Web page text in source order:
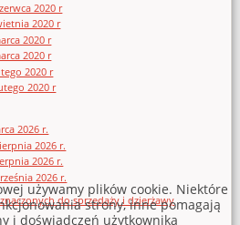
2020 r
2020 r
2020 r
2020 r
2020 r
2020 r
2026 r.
2026 r.
2026 r.
2026 r.
do sprzedaży i dzierżawy
używamy plików cookie. Niektóre
strony, inne pomagają
i doświadczeń użytkownika